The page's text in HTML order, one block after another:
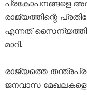
പ്രകോപനങ്ങളെ
രാജ്യത്തിന്റെ
എന്നത്
മാറി.
രാജ്യത്തെ
ജനവാസ